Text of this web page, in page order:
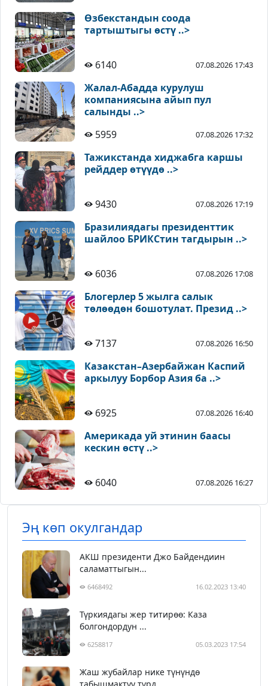
Өзбекстандын соода
тартыштыгы өстү ..>
6140 07.08.2026 17:43
Жалал-Абадда курулуш
компаниясына айып пул
салынды ..>
5959
07.08.2026 17:32
Тажикстанда хиджабга каршы
рейддер өтүүдө ..>
9430 07.08.2026 17:19
Бразилиядагы президенттик
шайлоо БРИКСтин тагдырын ..>
6036 07.08.2026 17:08
Блогерлер 5 жылга салык
төлөөдөн бошотулат. Презид ..>
7137 07.08.2026 16:50
Казакстан–Азербайжан Каспий
аркылуу Борбор Азия ба ..>
6925 07.08.2026 16:40
Америкада уй этинин баасы
кескин өстү ..>
6040 07.08.2026 16:27
Эң көп окулгандар
АКШ президенти Джо Байдендиин
саламаттыгын...
6468492 16.02.2023 13:40
Түркиядагы жер титирөө: Каза
болгондордун ...
6258817 05.03.2023 17:54
Жаш жубайлар нике түнүндө